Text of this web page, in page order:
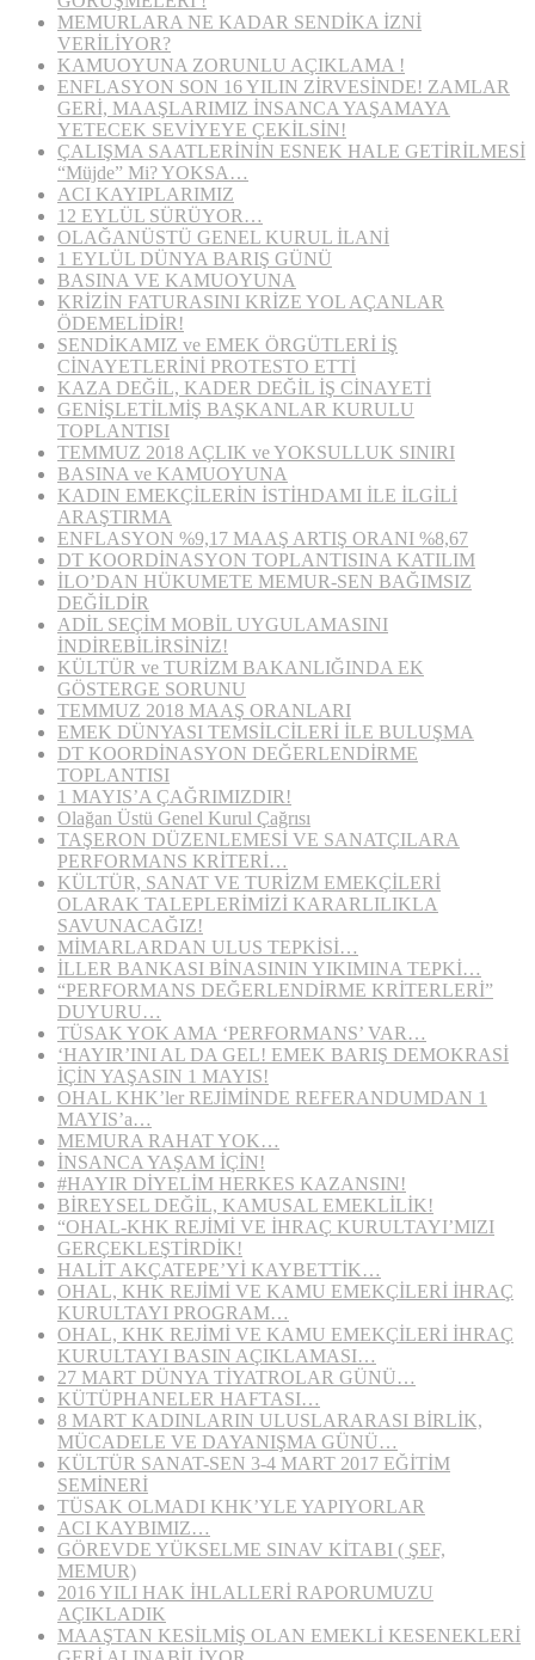
MEMURLARA NE KADAR SENDİKA İZNİ
VERİLİYOR?
KAMUOYUNA ZORUNLU AÇIKLAMA !
ENFLASYON SON 16 YILIN ZİRVESİNDE! ZAMLAR
GERİ, MAAŞLARIMIZ İNSANCA YAŞAMAYA
YETECEK SEVİYEYE ÇEKİLSİN!
ÇALIŞMA SAATLERİNİN ESNEK HALE GETİRİLMESİ
“Müjde” Mi? YOKSA…
ACI KAYIPLARIMIZ
12 EYLÜL SÜRÜYOR…
OLAĞANÜSTÜ GENEL KURUL İLANİ
1 EYLÜL DÜNYA BARIŞ GÜNÜ
BASINA VE KAMUOYUNA
KRİZİN FATURASINI KRİZE YOL AÇANLAR
ÖDEMELİDİR!
SENDİKAMIZ ve EMEK ÖRGÜTLERİ İŞ
CİNAYETLERİNİ PROTESTO ETTİ
KAZA DEĞİL, KADER DEĞİL İŞ CİNAYETİ
GENİŞLETİLMİŞ BAŞKANLAR KURULU
TOPLANTISI
TEMMUZ 2018 AÇLIK ve YOKSULLUK SINIRI
BASINA ve KAMUOYUNA
KADIN EMEKÇİLERİN İSTİHDAMI İLE İLGİLİ
ARAŞTIRMA
ENFLASYON %9,17 MAAŞ ARTIŞ ORANI %8,67
DT KOORDİNASYON TOPLANTISINA KATILIM
İLO’DAN HÜKUMETE MEMUR-SEN BAĞIMSIZ
DEĞİLDİR
ADİL SEÇİM MOBİL UYGULAMASINI
İNDİREBİLİRSİNİZ!
KÜLTÜR ve TURİZM BAKANLIĞINDA EK
GÖSTERGE SORUNU
TEMMUZ 2018 MAAŞ ORANLARI
EMEK DÜNYASI TEMSİLCİLERİ İLE BULUŞMA
DT KOORDİNASYON DEĞERLENDİRME
TOPLANTISI
1 MAYIS’A ÇAĞRIMIZDIR!
Olağan Üstü Genel Kurul Çağrısı
TAŞERON DÜZENLEMESİ VE SANATÇILARA
PERFORMANS KRİTERİ…
KÜLTÜR, SANAT VE TURİZM EMEKÇİLERİ
OLARAK TALEPLERİMİZİ KARARLILIKLA
SAVUNACAĞIZ!
MİMARLARDAN ULUS TEPKİSİ…
İLLER BANKASI BİNASININ YIKIMINA TEPKİ…
“PERFORMANS DEĞERLENDİRME KRİTERLERİ”
DUYURU…
TÜSAK YOK AMA ‘PERFORMANS’ VAR…
‘HAYIR’INI AL DA GEL! EMEK BARIŞ DEMOKRASİ
İÇİN YAŞASIN 1 MAYIS!
OHAL KHK’ler REJİMİNDE REFERANDUMDAN 1
MAYIS’a…
MEMURA RAHAT YOK…
İNSANCA YAŞAM İÇİN!
#HAYIR DİYELİM HERKES KAZANSIN!
BİREYSEL DEĞİL, KAMUSAL EMEKLİLİK!
“OHAL-KHK REJİMİ VE İHRAÇ KURULTAYI’MIZI
GERÇEKLEŞTİRDİK!
HALİT AKÇATEPE’Yİ KAYBETTİK…
OHAL, KHK REJİMİ VE KAMU EMEKÇİLERİ İHRAÇ
KURULTAYI PROGRAM…
OHAL, KHK REJİMİ VE KAMU EMEKÇİLERİ İHRAÇ
KURULTAYI BASIN AÇIKLAMASI…
27 MART DÜNYA TİYATROLAR GÜNÜ…
KÜTÜPHANELER HAFTASI…
8 MART KADINLARIN ULUSLARARASI BİRLİK,
MÜCADELE VE DAYANIŞMA GÜNÜ…
KÜLTÜR SANAT-SEN 3-4 MART 2017 EĞİTİM
SEMİNERİ
TÜSAK OLMADI KHK’YLE YAPIYORLAR
ACI KAYBIMIZ…
GÖREVDE YÜKSELME SINAV KİTABI ( ŞEF,
MEMUR)
2016 YILI HAK İHLALLERİ RAPORUMUZU
AÇIKLADIK
MAAŞTAN KESİLMİŞ OLAN EMEKLİ KESENEKLERİ